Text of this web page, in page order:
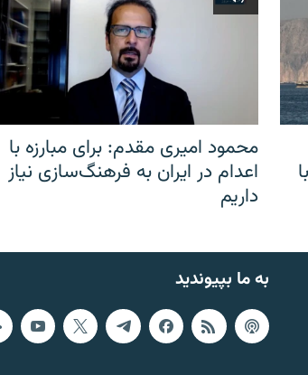
محمود امیری مقدم: برای مبارزه با
اعدام در ایران به فرهنگ‌سازی نیاز
داریم
به ما بپیوندید